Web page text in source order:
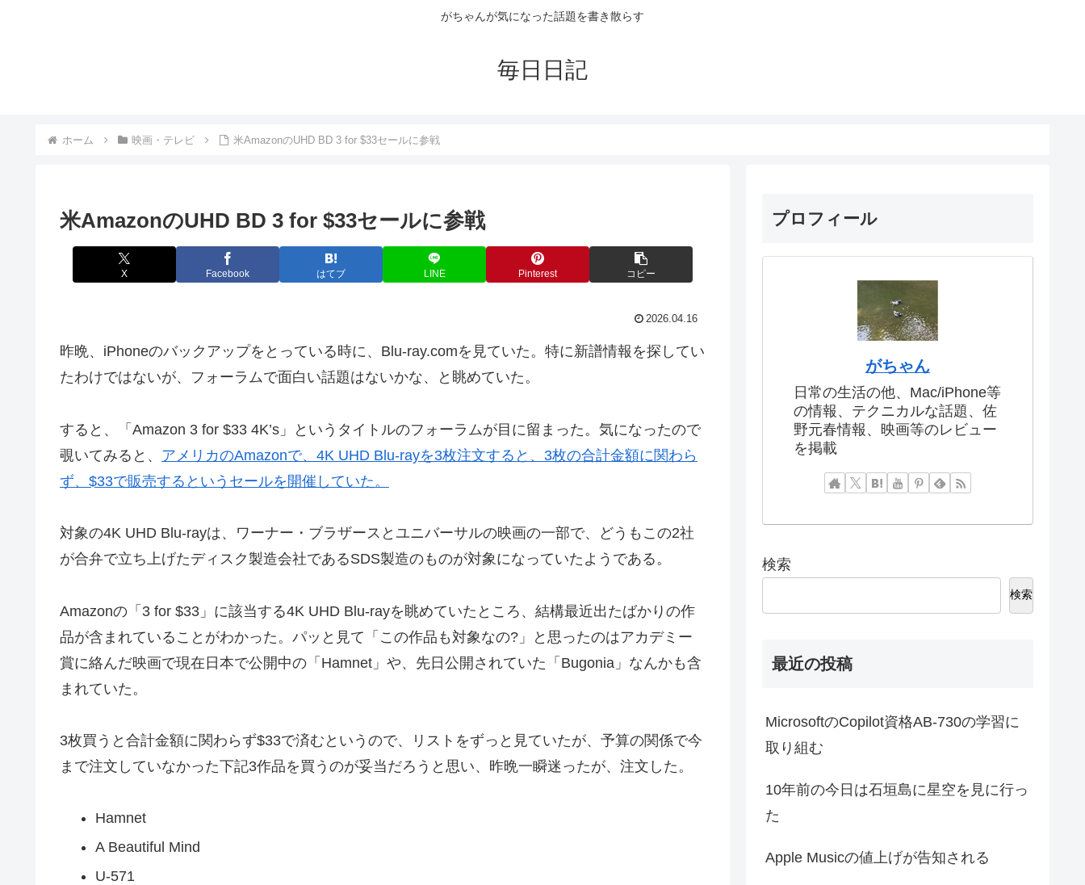
がちゃんが気になった話題を書き散らす
毎日日記
ホーム 映画・テレビ 米AmazonのUHD BD 3 for $33セールに参戦
米AmazonのUHD BD 3 for $33セールに参戦
X Facebook はてブ LINE Pinterest コピー
2026.04.16
昨晩、iPhoneのバックアップをとっている時に、Blu-ray.comを見ていた。特に新譜情報を探してい
たわけではないが、フォーラムで面白い話題はないかな、と眺めていた。
すると、「Amazon 3 for $33 4K’s」というタイトルのフォーラムが目に留まった。気になったので
覗いてみると、 アメリカのAmazonで、4K UHD Blu-rayを3枚注文すると、3枚の合計金額に関わら
ず、$33で販売するというセールを開催していた。
対象の4K UHD Blu-rayは、ワーナー・ブラザースとユニバーサルの映画の一部で、どうもこの2社
が合弁で立ち上げたディスク製造会社であるSDS製造のものが対象になっていたようである。
Amazonの「3 for $33」に該当する4K UHD Blu-rayを眺めていたところ、結構最近出たばかりの作
品が含まれていることがわかった。パッと見て「この作品も対象なの?」と思ったのはアカデミー
賞に絡んだ映画で現在日本で公開中の「Hamnet」や、先日公開されていた「Bugonia」なんかも含
まれていた。
3枚買うと合計金額に関わらず$33で済むというので、リストをずっと見ていたが、予算の関係で今
まで注文していなかった下記3作品を買うのが妥当だろうと思い、昨晩一瞬迷ったが、注文した。
Hamnet
A Beautiful Mind
U-571
プロフィール
がちゃん
日常の生活の他、Mac/iPhone等
の情報、テクニカルな話題、佐
野元春情報、映画等のレビュー
を掲載
検索
検索
最近の投稿
MicrosoftのCopilot資格AB-730の学習に
取り組む
10年前の今日は石垣島に星空を見に行っ
た
Apple Musicの値上げが告知される